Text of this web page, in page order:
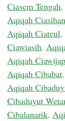
Ciasem Tengah,
Aqiqah Ciasihan
Aqiqah Ciateul,
Ciawiasih,
Aqiqah
Aqiqah Cibabat,
Aqiqah
Cibaduyut
Cibalanarik,